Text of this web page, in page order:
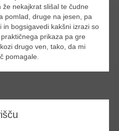
nekajkrat slišal te čudne
pomlad, druge na jesen, pa
in bogsigavedi kakšni izrazi so
prikaza pa gre
drugo ven, tako, da mi
pomagale.
dalje